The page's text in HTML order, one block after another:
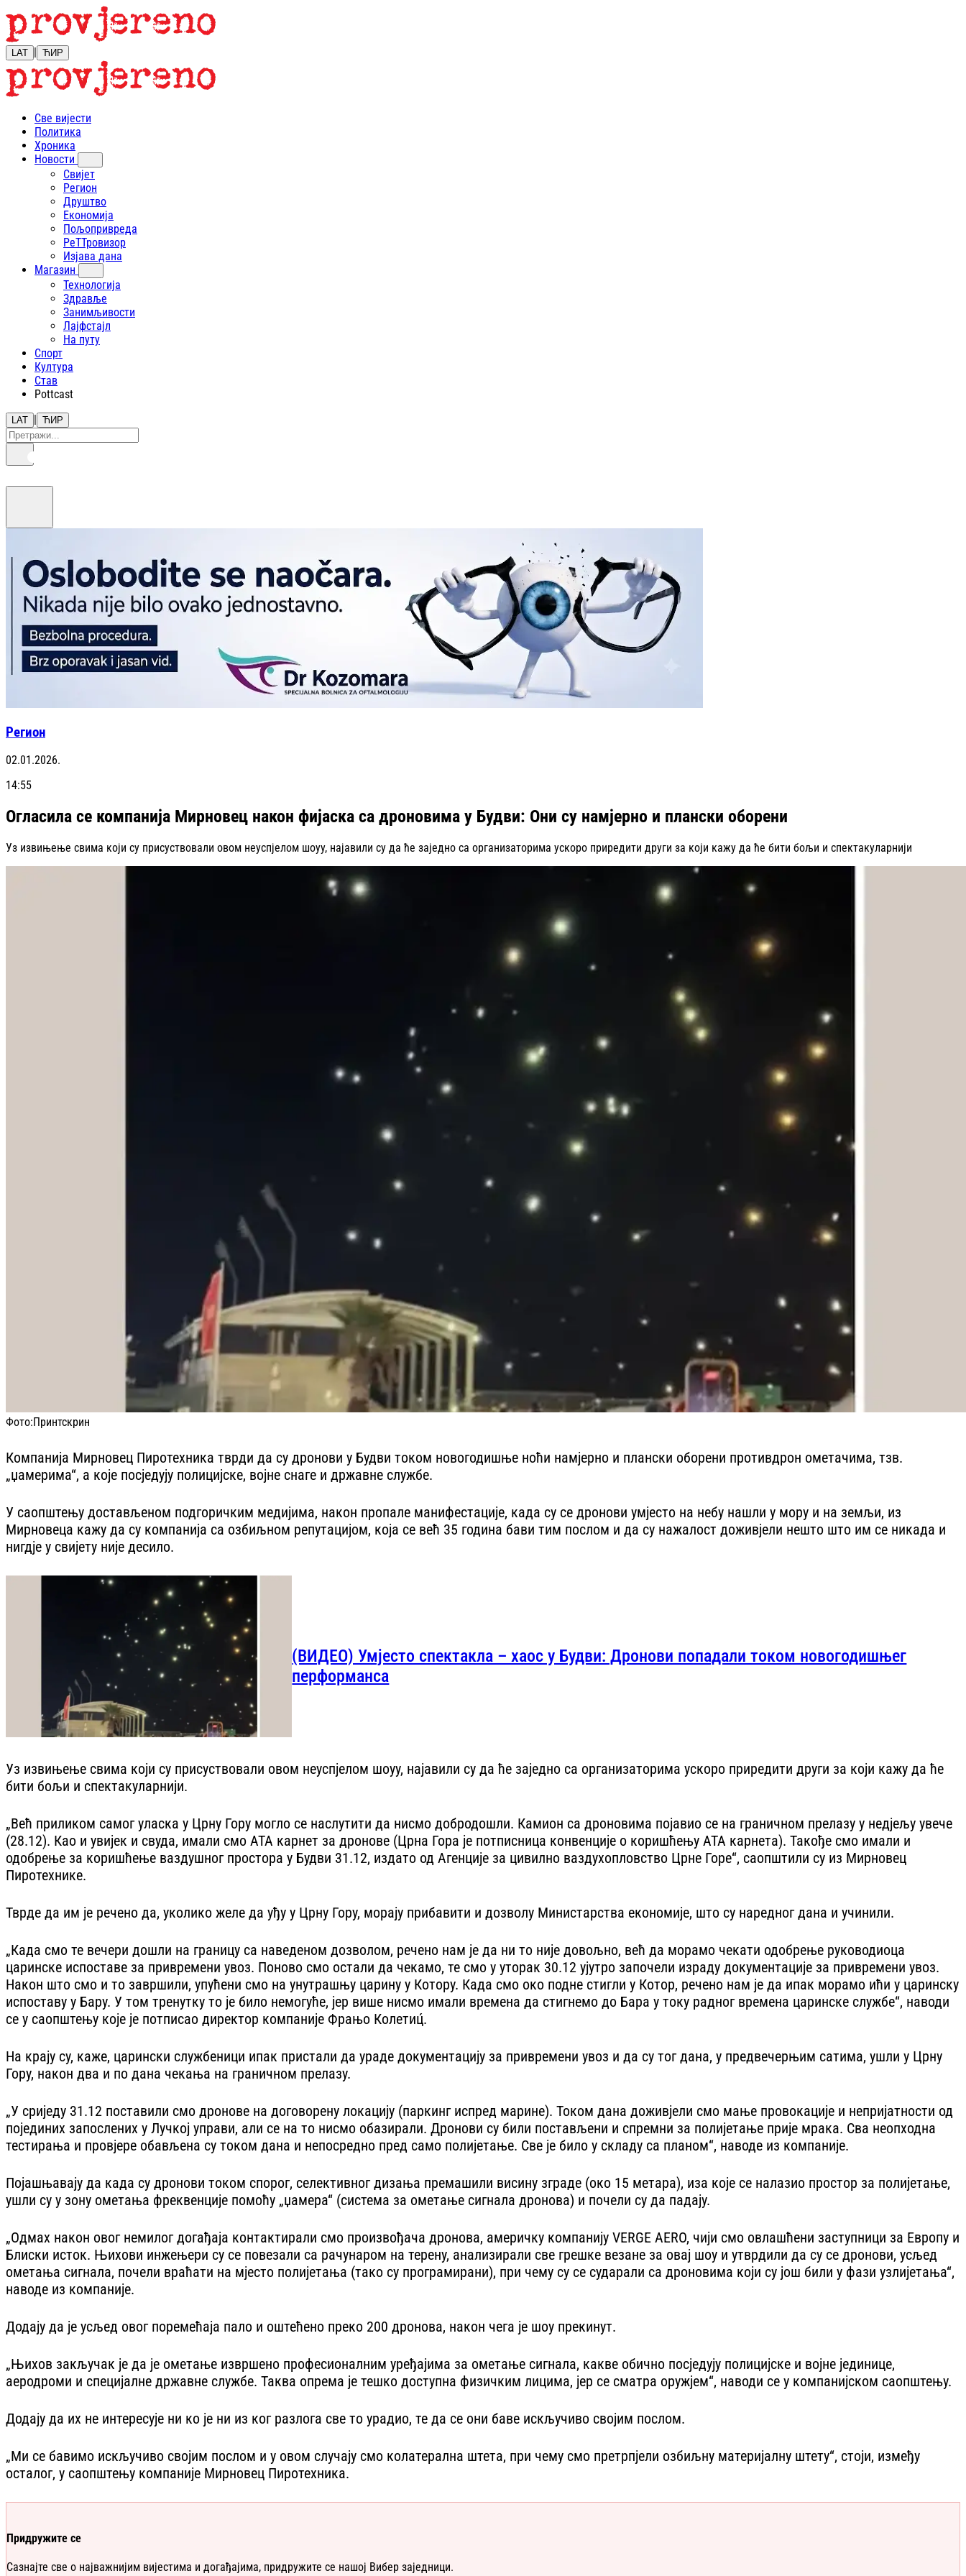
LAT | ЋИР
Све вијести
Политика
Хроника
Новости
Свијет
Регион
Друштво
Економија
Пољопривреда
РеТТровизор
Изјава дана
Магазин
Технологија
Здравље
Занимљивости
Лајфстajл
На путу
Спорт
Култура
Став
Pottcast
LAT | ЋИР
Регион
02.01.2026.
14:55
Огласила се компанија Мирновец након фијаска са дроновима у Будви: Они су намјерно и плански оборени
Уз извињење свима који су присуствовали овом неуспјелом шоуу, најавили су да ће заједно са организаторима ускоро приредити други за који кажу да ће бити бољи и спектакуларнији
Фото:Принтскрин
Компанија Мирновец Пиротехника тврди да су дронови у Будви током новогодишње ноћи намјерно и плански оборени противдрон ометачима, тзв.
„џамерима“, а које посједују полицијске, војне снаге и државне службе.
У саопштењу достављеном подгоричким медијима, након пропале манифестације, када су се дронови умјесто на небу нашли у мору и на земљи, из
Мирновеца кажу да су компанија са озбиљном репутацијом, која се већ 35 година бави тим послом и да су нажалост доживјели нешто што им се никада и
нигдје у свијету није десило.
(ВИДЕО) Умјесто спектакла – хаос у Будви: Дронови попадали током новогодишњег
перформанса
Уз извињење свима који су присуствовали овом неуспјелом шоуу, најавили су да ће заједно са организаторима ускоро приредити други за који кажу да ће
бити бољи и спектакуларнији.
„Већ приликом самог уласка у Црну Гору могло се наслутити да нисмо добродошли. Камион са дроновима појавио се на граничном прелазу у недјељу увече
(28.12). Као и увијек и свуда, имали смо АТА карнет за дронове (Црна Гора је потписница конвенције о коришћењу АТА карнета). Такође смо имали и
одобрење за коришћење ваздушног простора у Будви 31.12, издато од Агенције за цивилно ваздухопловство Црне Горе“, саопштили су из Мирновец
Пиротехнике.
Тврде да им је речено да, уколико желе да уђу у Црну Гору, морају прибавити и дозволу Министарства економије, што су наредног дана и учинили.
„Када смо те вечери дошли на границу са наведеном дозволом, речено нам је да ни то није довољно, већ да морамо чекати одобрење руководиоца
царинске испоставе за привремени увоз. Поново смо остали да чекамо, те смо у уторак 30.12 ујутро започели израду документације за привремени увоз.
Након што смо и то завршили, упућени смо на унутрашњу царину у Котору. Када смо око подне стигли у Котор, речено нам је да ипак морамо ићи у царинску
испоставу у Бару. У том тренутку то је било немогуће, јер више нисмо имали времена да стигнемо до Бара у току радног времена царинске службе“, наводи
се у саопштењу које је потписао директор компаније Фрањо Колетиц́.
На крају су, каже, царински службеници ипак пристали да ураде документацију за привремени увоз и да су тог дана, у предвечерњим сатима, ушли у Црну
Гору, након два и по дана чекања на граничном прелазу.
„У сриједу 31.12 поставили смо дронове на договорену локацију (паркинг испред марине). Током дана доживјели смо мање провокације и непријатности од
појединих запослених у Лучкој управи, али се на то нисмо обазирали. Дронови су били постављени и спремни за полијетање прије мрака. Сва неопходна
тестирања и провјере обављена су током дана и непосредно пред само полијетање. Све је било у складу са планом“, наводе из компаније.
Појашњавају да када су дронови током спорог, селективног дизања премашили висину зграде (око 15 метара), иза које се налазио простор за полијетање,
ушли су у зону ометања фреквенције помоћу „џамера“ (система за ометање сигнала дронова) и почели су да падају.
„Одмах након овог немилог догађаја контактирали смо произвођача дронова, америчку компанију VERGE AERO, чији смо овлашћени заступници за Европу и
Блиски исток. Њихови инжењери су се повезали са рачунаром на терену, анализирали све грешке везане за овај шоу и утврдили да су се дронови, усљед
ометања сигнала, почели враћати на мјесто полијетања (тако су програмирани), при чему су се сударали са дроновима који су још били у фази узлијетања“,
наводе из компаније.
Додају да је усљед овог поремећаја пало и оштећено преко 200 дронова, након чега је шоу прекинут.
„Њихов закључак је да је ометање извршено професионалним уређајима за ометање сигнала, какве обично посједују полицијске и војне јединице,
аеродроми и специјалне државне службе. Таква опрема је тешко доступна физичким лицима, јер се сматра оружјем“, наводи се у компанијском саопштењу.
Додају да их не интересује ни ко је ни из ког разлога све то урадио, те да се они баве искључиво својим послом.
„Ми се бавимо искључиво својим послом и у овом случају смо колатерална штета, при чему смо претрпјели озбиљну материјалну штету“, стоји, између
осталог, у саопштењу компаније Мирновец Пиротехника.
Придружите се
Сазнајте све о најважнијим вијестима и догађајима, придружите се нашој Вибер заједници.